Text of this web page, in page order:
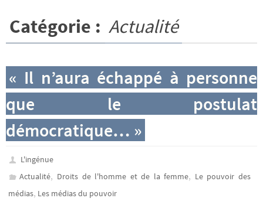
Catégorie : Actualité
« Il n’aura échappé à personne
que le postulat
démocratique… »
L'ingénue
Actualité, Droits de l'homme et de la femme, Le pouvoir des
médias, Les médias du pouvoir